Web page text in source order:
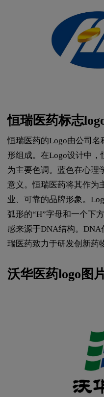
恒瑞医药标志
恒瑞医药的Logo由公司名
形组成。在Logo设计中
为主要色调。蓝色在心理
意义。恒瑞医药将其作为
业、可靠的品牌形象。
弧形的“H”字母和一个下
感来源于DNA结构。
瑞医药致力于研发创新药
沃华医药logo图